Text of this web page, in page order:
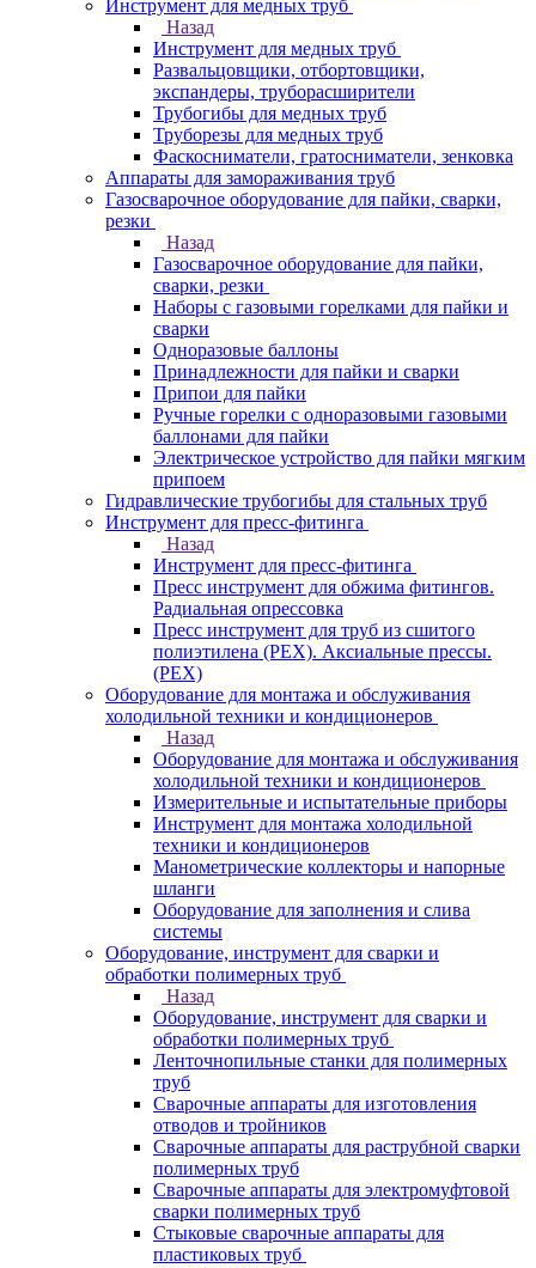
Инструмент для медных труб
Назад
Инструмент для медных труб
Развальцовщики, отбортовщики,
экспандеры, труборасширители
Трубогибы для медных труб
Труборезы для медных труб
Фаскосниматели, гратосниматели, зенковка
Аппараты для замораживания труб
Газосварочное оборудование для пайки, сварки,
резки
Назад
Газосварочное оборудование для пайки,
сварки, резки
Наборы с газовыми горелками для пайки и
сварки
Одноразовые баллоны
Принадлежности для пайки и сварки
Припои для пайки
Ручные горелки с одноразовыми газовыми
баллонами для пайки
Электрическое устройство для пайки мягким
припоем
Гидравлические трубогибы для стальных труб
Инструмент для пресс-фитинга
Назад
Инструмент для пресс-фитинга
Пресс инструмент для обжима фитингов.
Радиальная опрессовка
Пресс инструмент для труб из сшитого
полиэтилена (PEX). Аксиальные прессы.
(PEX)
Оборудование для монтажа и обслуживания
холодильной техники и кондиционеров
Назад
Оборудование для монтажа и обслуживания
холодильной техники и кондиционеров
Измерительные и испытательные приборы
Инструмент для монтажа холодильной
техники и кондиционеров
Манометрические коллекторы и напорные
шланги
Оборудование для заполнения и слива
системы
Оборудование, инструмент для сварки и
обработки полимерных труб
Назад
Оборудование, инструмент для сварки и
обработки полимерных труб
Ленточнопильные станки для полимерных
труб
Сварочные аппараты для изготовления
отводов и тройников
Сварочные аппараты для раструбной сварки
полимерных труб
Сварочные аппараты для электромуфтовой
сварки полимерных труб
Стыковые сварочные аппараты для
пластиковых труб